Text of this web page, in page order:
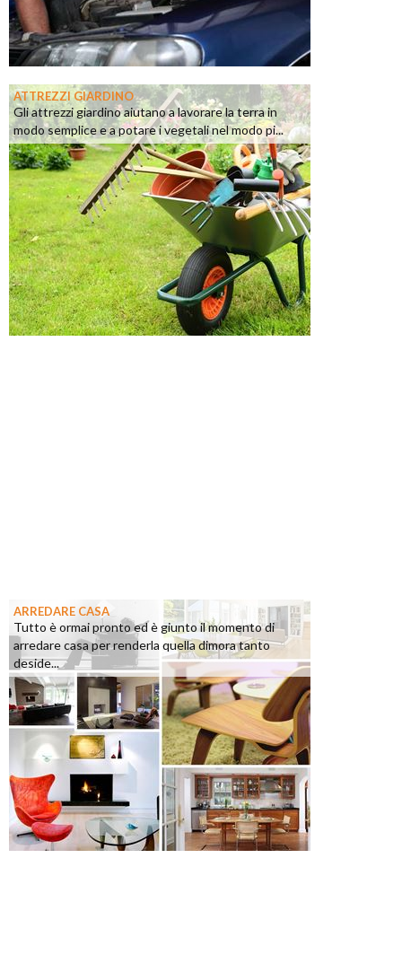
ATTREZZI GIARDINO
Gli attrezzi giardino aiutano a lavorare la terra in
modo semplice e a potare i vegetali nel modo pi...
ARREDARE CASA
Tutto è ormai pronto ed è giunto il momento di
arredare casa per renderla quella dimora tanto
deside...